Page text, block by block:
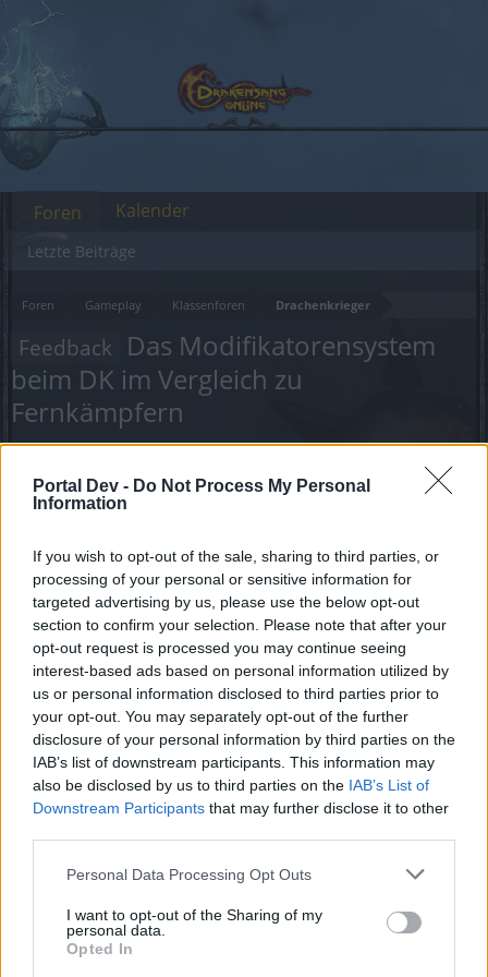
Portal Dev - Do Not Process My Personal
Information
If you wish to opt-out of the sale, sharing to third parties, or
processing of your personal or sensitive information for
targeted advertising by us, please use the below opt-out
section to confirm your selection. Please note that after your
opt-out request is processed you may continue seeing
interest-based ads based on personal information utilized by
us or personal information disclosed to third parties prior to
your opt-out. You may separately opt-out of the further
disclosure of your personal information by third parties on the
IAB’s list of downstream participants. This information may
also be disclosed by us to third parties on the IAB’s List of
Downstream Participants that may further disclose it to other
Personal Data Processing Opt Outs
I want to opt-out of the Sharing of my
personal data.
Opted In
Foren Gameplay Klassenforen Drachenkrieger
Feedback Das Modifikatorensystem
beim DK im Vergleich zu
Fernkämpfern
wenn Du in diesem Forum aktiv an den
starten möchtest, musst Du Dich bitte zunächst im
Spiel einloggen. Falls Du noch keinen Spielaccount
besitzt, bitte registriere Dich neu. Wir freuen uns
auf Deinen nächsten Besuch in unserem Forum!
„Zum Spiel“
tig2007
Liebes Forum
bei Fernkämpfer-Klassen die Schadens-Level teilweise
Damit erreichen dies 600k und mehr Schaden. Meinen DK
bekomme ich maximal auf die 100% mehr
Schadenausbeute durch die entfesselte Wut, also eine
Foren
Letzte Beiträge
Kalender